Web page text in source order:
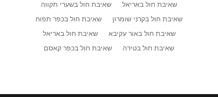
שאיבת חול באריאל
שאיבת חול בשערי תקווה
שאיבת חול בקרני שומרון
שאיבת חול בכפר תפוח
שאיבת חול באור עקיבא
שאיבת חול באריאל
שאיבת חול בטירה
שאיבת חול בכפר קאסם